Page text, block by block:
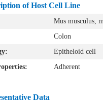
of Host Cell Line
Mus musculus,
Colon
Epitheloid cell
Adherent
Data